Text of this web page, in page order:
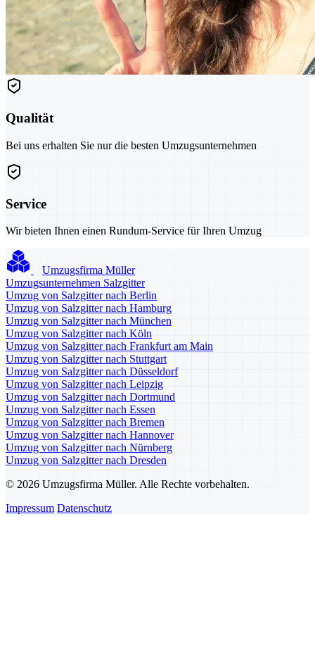
Qualität
Bei uns erhalten Sie nur die besten Umzugsunternehmen
Service
Wir bieten Ihnen einen Rundum-Service für Ihren Umzug
Umzugsfirma Müller
Umzugsunternehmen Salzgitter
Umzug von Salzgitter nach Berlin
Umzug von Salzgitter nach Hamburg
Umzug von Salzgitter nach München
Umzug von Salzgitter nach Köln
Umzug von Salzgitter nach Frankfurt am Main
Umzug von Salzgitter nach Stuttgart
Umzug von Salzgitter nach Düsseldorf
Umzug von Salzgitter nach Leipzig
Umzug von Salzgitter nach Dortmund
Umzug von Salzgitter nach Essen
Umzug von Salzgitter nach Bremen
Umzug von Salzgitter nach Hannover
Umzug von Salzgitter nach Nürnberg
Umzug von Salzgitter nach Dresden
© 2026 Umzugsfirma Müller. Alle Rechte vorbehalten.
Impressum Datenschutz